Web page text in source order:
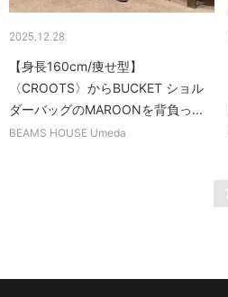
2025.12.28
【身長160cm/痩せ型】
〈CROOTS〉からBUCKET ショル
ダーバッグのMAROONを背負っ...
BEAMS HOUSE Umeda
1